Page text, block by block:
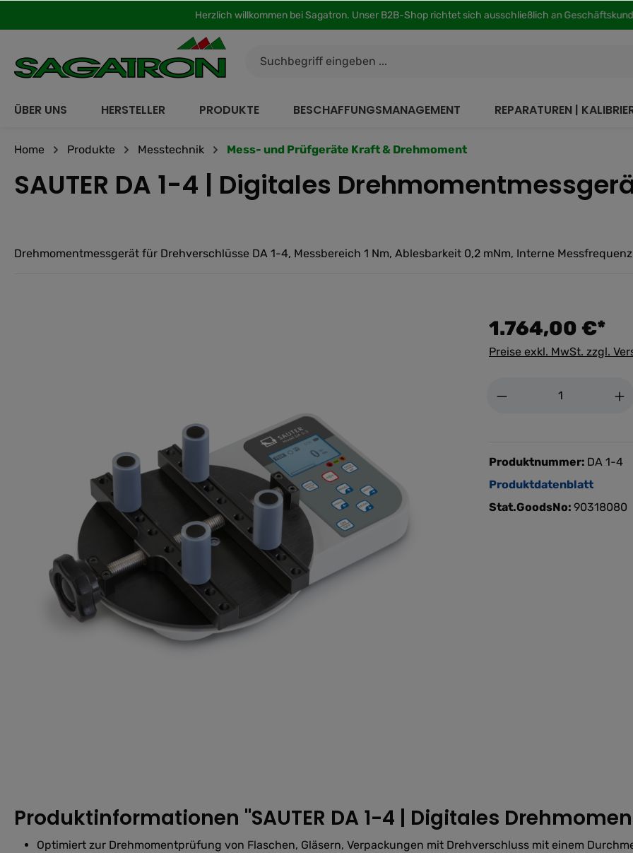
Herzlich willkommen bei Sagatron. Unser B2B-Shop richtet sich ausschließlich an
ÜBER UNS HERSTELLER PRODUKTE BESCHAFFUNGSMANAGEMENT REPARATUREN |
Home Produkte Messtechnik Mess- und Prüfgeräte Kraft & Drehmoment
SAUTER DA 1-4 | Digitales
Drehmomentmessgerät für Drehverschlüsse DA 1-4, Messbereich 1 Nm, Ablesbarkeit 0,2 mNm, Interne
1.764,00 €*
Preise exkl. MwSt. zzgl.
Produktnummer: DA 1-4
Produktdatenblatt
Stat.GoodsNo: 90318080
Produktinformationen "SAUTER DA 1-4 | Digitales
Optimiert zur Drehmomentprüfung von Flaschen, Gläsern, Verpackungen mit Drehverschluss mit einem